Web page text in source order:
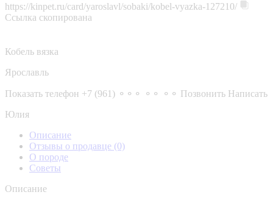
https://kinpet.ru/card/yaroslavl/sobaki/kobel-vyazka-127210/
Ссылка скопирована
Кобель вязка
Ярославль
Показать телефон +7 (961) ⚬⚬⚬ ⚬⚬ ⚬⚬ Позвонить Написать
Юлия
Описание
Отзывы о продавце (0)
О породе
Советы
Описание